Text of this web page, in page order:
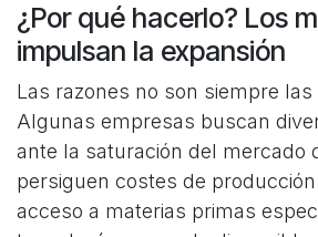
¿Por qué hacerlo? Los
impulsan la expansión
Las razones no son siempre
Algunas empresas buscan
ante la saturación del mercado
persiguen costes de
acceso a materias primas